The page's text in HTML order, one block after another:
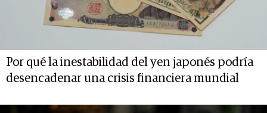
Por qué la inestabilidad del yen japonés podría
desencadenar una crisis financiera mundial